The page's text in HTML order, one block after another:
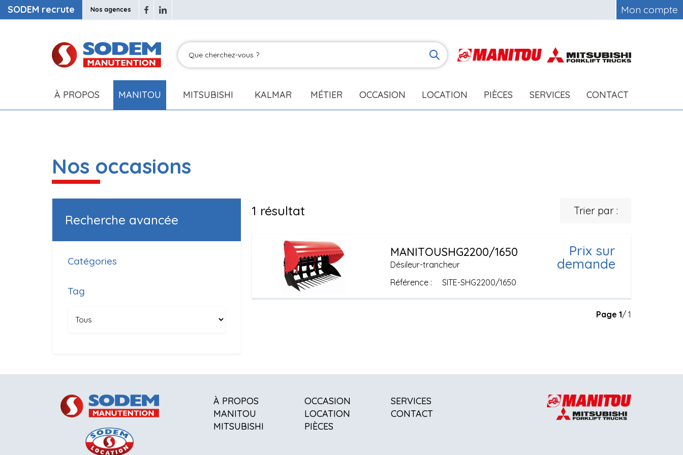
SODEM recrute Nos agences Mon compte
À PROPOS MANITOU MITSUBISHI KALMAR MÉTIER OCCASION LOCATION PIÈCES SERVICES CONTACT
Nos occasions
Recherche avancée
Catégories
Tag
1 résultat Trier par :
Désileur-trancheur
MANITOUSHG2200/1650
Référence SITE-SHG2200/1650
Prix sur
demande
Page 1/ 1
À PROPOS
MANITOU
MITSUBISHI
OCCASION
LOCATION
PIÈCES
SERVICES
CONTACT